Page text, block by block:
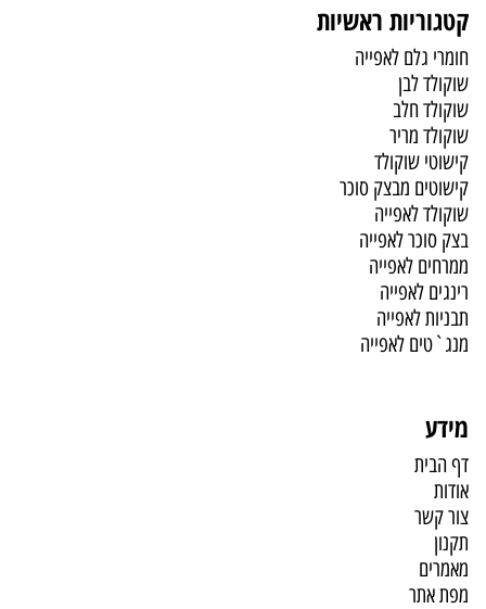
קטגוריות ראשיות
חומרי גלם לאפייה
שוקולד לבן
שוקולד חלב
שוקולד מריר
קישוטי שוקולד
קישוטים מבצק סוכר
שוקולד לאפייה
בצק סוכר לאפייה
ממרחים לאפייה
רינגים לאפייה
תבניות לאפייה
מנג`טים לאפייה
מידע
דף הבית
אודות
צור קשר
תקנון
מאמרים
מפת אתר